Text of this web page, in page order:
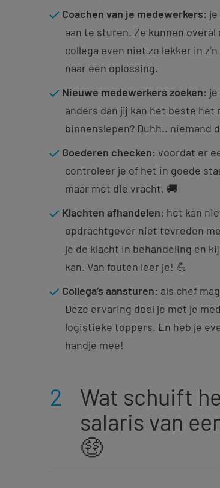
Coachen van je medewerkers:
aan te sturen. Ze kunnen
collega even niet zo lekker in
naar een oplossing.
Nieuwe medewerkers zoeken:
anders dan jij kan het beste
binnenslepen? Duhh.. niemand
Goederen checken: voordat er
controleer je of het in goede
maar met die vracht. 🚚
Klachten afhandelen: het kan
opdrachtgever niet tevreden
je de klacht in behandeling en
kan. Van fouten leer je! 💪
Collega’s aansturen: als chef
Deze ervaring deel je met je
logistieke toppers. En heb je
handje mee!
2
Wat schuift
salaris van
🤑